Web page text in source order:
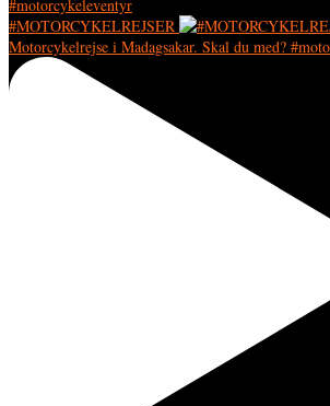
#MOTORCYKELREJSER
Motorcykelrejse i Madagsakar. Skal du med?